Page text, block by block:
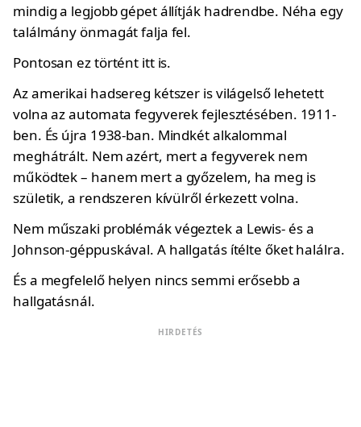
mindig a legjobb gépet állítják hadrendbe. Néha egy
találmány önmagát falja fel.
Pontosan ez történt itt is.
Az amerikai hadsereg kétszer is világelső lehetett
volna az automata fegyverek fejlesztésében. 1911-
ben. És újra 1938-ban. Mindkét alkalommal
meghátrált. Nem azért, mert a fegyverek nem
működtek – hanem mert a győzelem, ha meg is
születik, a rendszeren kívülről érkezett volna.
Nem műszaki problémák végeztek a Lewis- és a
Johnson-géppuskával. A hallgatás ítélte őket halálra.
És a megfelelő helyen nincs semmi erősebb a
hallgatásnál.
HIRDETÉS